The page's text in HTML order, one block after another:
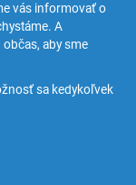
vás informovať o
A
aby sme
sa kedykoľvek